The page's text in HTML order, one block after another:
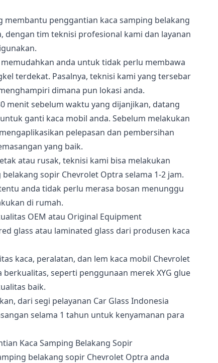
membantu penggantian kaca samping belakang
dengan tim teknisi profesional kami dan layanan
anda untuk tidak perlu membawa
terdekat. Pasalnya, teknisi kami yang tersebar
dimana pun lokasi anda.
menit sebelum waktu yang dijanjikan, datang
ganti kaca mobil anda. Sebelum melakukan
pelepasan dan pembersihan
yang baik.
atau rusak, teknisi kami bisa melakukan
sopir Chevrolet Optra selama 1-2 jam.
anda tidak perlu merasa bosan menunggu
di rumah.
OEM atau Original Equipment
glass atau laminated glass dari produsen kaca
kaca, peralatan, dan lem kaca mobil Chevrolet
seperti penggunaan merek XYG glue
baik.
dari segi pelayanan Car Glass Indonesia
selama 1 tahun untuk kenyamanan para
belakang sopir Chevrolet Optra anda